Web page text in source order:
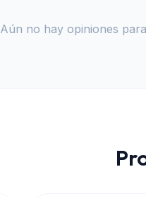
Aún no hay opiniones